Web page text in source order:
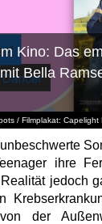
/ Filmplakat: Capelight
Kino: Das
Bella
ihre
jedoch
von der